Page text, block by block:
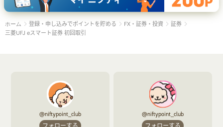
ホーム 登録・申し込みでポイントを貯める FX・証券・投資
証券
三菱UFJ eスマート証券 初回取引
@niftypoint_club @niftypoint_club